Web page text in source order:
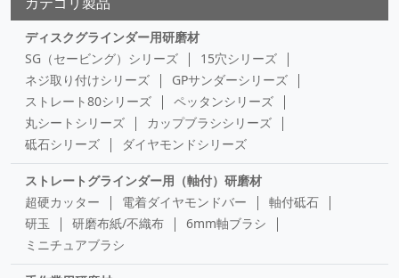
ディスクグラインダー用研磨材
SG（セービング）シリーズ
15穴シリーズ
ネジ取り付けシリーズ
GPサンダーシリーズ
ストレート80シリーズ
ペッタンシリーズ
丸シートシリーズ
カップブラシシリーズ
砥石シリーズ
ダイヤモンドシリーズ
ストレートグラインダー用（軸付）研磨材
超硬カッター
電着ダイヤモンドバー
軸付砥石
研玉
研磨布紙/不織布
6mm軸ブラシ
ミニチュアブラシ